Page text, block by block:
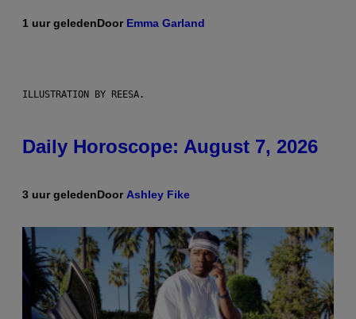
1 uur geledenDoor Emma Garland
ILLUSTRATION BY REESA.
Daily Horoscope: August 7, 2026
3 uur geledenDoor Ashley Fike